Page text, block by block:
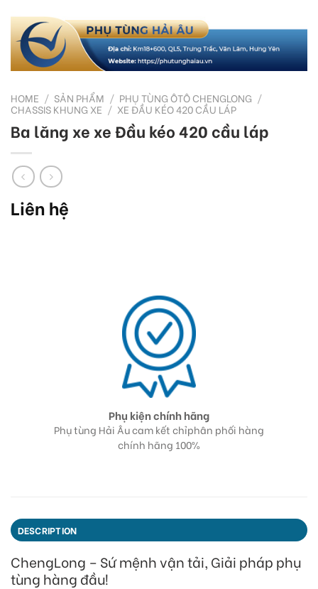
HOME / SẢN PHẨM / PHỤ TÙNG ÔTÔ CHENGLONG /
CHASSIS KHUNG XE / XE ĐẦU KÉO 420 CẦU LÁP
Ba lăng xe xe Đầu kéo 420 cầu láp
Liên hệ
Tư vấn - Hỗ trợ 24/7
Đội ngủ nhân viên tư vấn sẵn sàng hỗ trợ
24/7
DESCRIPTION
ChengLong – Sứ mệnh vận tải, Giải pháp phụ
tùng hàng đầu!